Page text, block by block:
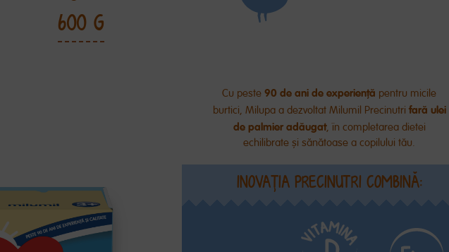
600 G
Cu peste 90 de ani de experiență pentru micile
burtici, Milupa a dezvoltat Milumil Precinutri fară ulei
de palmier adăugat,în completarea dietei
echilibrate și sănătoase a copilului tău.
INOVAŢIA PRECINUTRI COMBINĂ: